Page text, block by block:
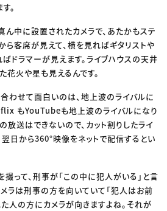
。
ん中に設置されたカメラで、あたかもステ
ら客席が見えて、横を見ればギタリストや
ドラマーが見えます。ライブハウスの天井
花火や星も見えるんです。
わせて面白いのは、地上波のライバルに
もYouTubeも地上波のライバルになり
放送はできないので、カット割りしたライ
日から360°映像をネットで配信するとい
って、刑事が「この中に犯人がいる」と言
ラは刑事の方を向いていて「犯人はお前
人の方にカメラが向きますよね。それが